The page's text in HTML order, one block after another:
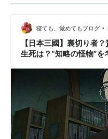
なかった！公式作者コメン
寝ても、覚めてもブログ •
【日本三國】裏切り者
生死は？“知略の怪物”を